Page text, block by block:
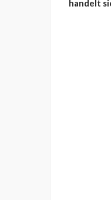
handelt